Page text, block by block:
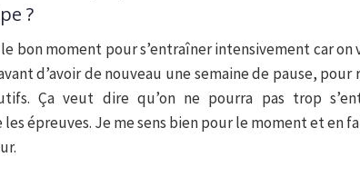
?
bon moment pour s’entraîner intensivement car
d’avoir de nouveau une semaine de pause,
Ça veut dire qu’on ne pourra pas trop
épreuves. Je me sens bien pour le moment et en